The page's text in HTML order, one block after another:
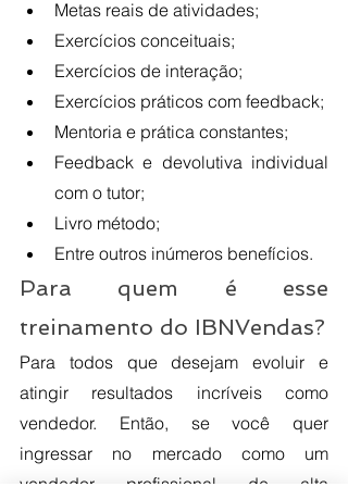
Metas reais de atividades;
Exercícios conceituais;
Exercícios de interação;
Exercícios práticos com feedback;
Mentoria e prática constantes;
Feedback e devolutiva individual
com o tutor;
Livro método;
Entre outros inúmeros benefícios.
Para quem é esse
treinamento do IBNVendas?
Para todos que desejam evoluir e
atingir resultados incríveis como
vendedor. Então, se você quer
ingressar no mercado como um